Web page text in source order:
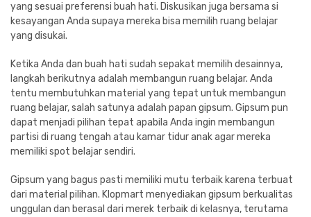
yang sesuai preferensi buah hati. Diskusikan juga bersama si
kesayangan Anda supaya mereka bisa memilih ruang belajar
yang disukai.
Ketika Anda dan buah hati sudah sepakat memilih desainnya,
langkah berikutnya adalah membangun ruang belajar. Anda
tentu membutuhkan material yang tepat untuk membangun
ruang belajar, salah satunya adalah papan gipsum. Gipsum pun
dapat menjadi pilihan tepat apabila Anda ingin membangun
partisi di ruang tengah atau kamar tidur anak agar mereka
memiliki spot belajar sendiri.
Gipsum yang bagus pasti memiliki mutu terbaik karena terbuat
dari material pilihan. Klopmart menyediakan gipsum berkualitas
unggulan dan berasal dari merek terbaik di kelasnya, terutama